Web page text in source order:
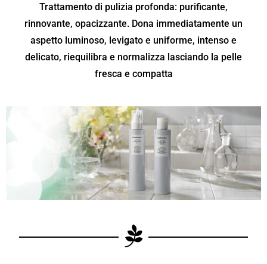
Trattamento di pulizia profonda: purificante,
rinnovante, opacizzante. Dona immediatamente un
aspetto luminoso, levigato e uniforme, intenso e
delicato, riequilibra e normalizza lasciando la pelle
fresca e compatta